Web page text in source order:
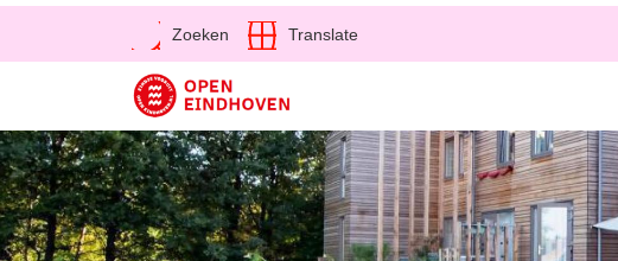
Direct naar de inhoud
Open
Zoeken Translate